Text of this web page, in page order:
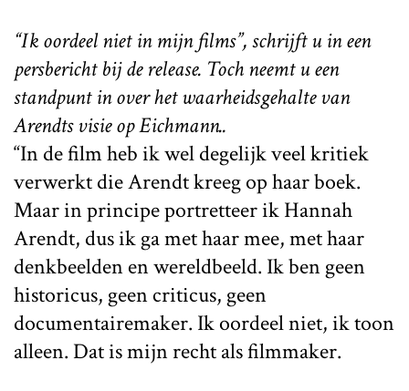
“Ik oordeel niet in mijn films”, schrijft u in een
persbericht bij de release. Toch neemt u een
standpunt in over het waarheidsgehalte van
Arendts visie op Eichmann..
“In de film heb ik wel degelijk veel kritiek
verwerkt die Arendt kreeg op haar boek.
Maar in principe portretteer ik Hannah
Arendt, dus ik ga met haar mee, met haar
denkbeelden en wereldbeeld. Ik ben geen
historicus, geen criticus, geen
documentairemaker. Ik oordeel niet, ik toon
alleen. Dat is mijn recht als filmmaker.